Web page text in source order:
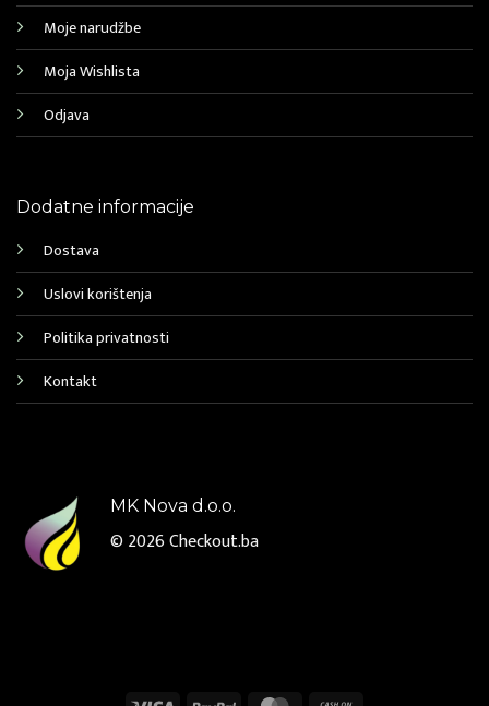
Moje narudžbe
Moja Wishlista
Odjava
Dodatne informacije
Dostava
Uslovi korištenja
Politika privatnosti
Kontakt
MK Nova d.o.o.
© 2026Checkout.ba